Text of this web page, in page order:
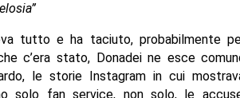
tutto e ha taciuto, probabilmente
c’era stato, Donadei ne esce
le storie Instagram in cui
solo fan service, non solo, le